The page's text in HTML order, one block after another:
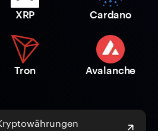
XRP Cardano
Tron Avalanche